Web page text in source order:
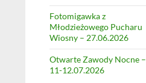
Fotomigawka z
Młodzieżowego Pucharu
Wiosny – 27.06.2026
Otwarte Zawody Nocne –
11-12.07.2026